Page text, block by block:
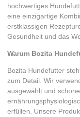
hochwertiges
eine einzigartige
erstklassigen
Gesundheit und das
Warum Bozita
Bozita Hundefutter
zum Detail. Wir
ausgewählt und
erfüllen. Unsere